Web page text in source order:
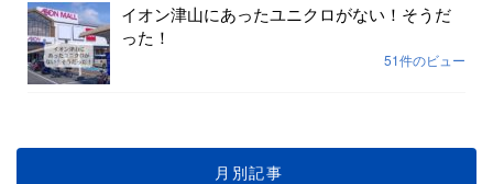
イオン津山にあったユニクロがない！そうだ
った！
51件のビュー
月別記事